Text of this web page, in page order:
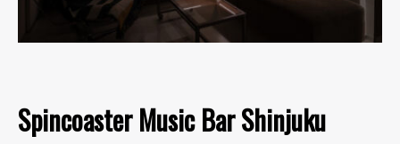
Spincoaster Music Bar Shinjuku